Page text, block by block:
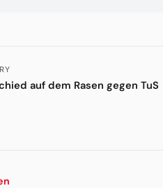
auf dem Rasen gegen TuS